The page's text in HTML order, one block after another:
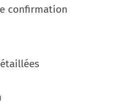
confirmation